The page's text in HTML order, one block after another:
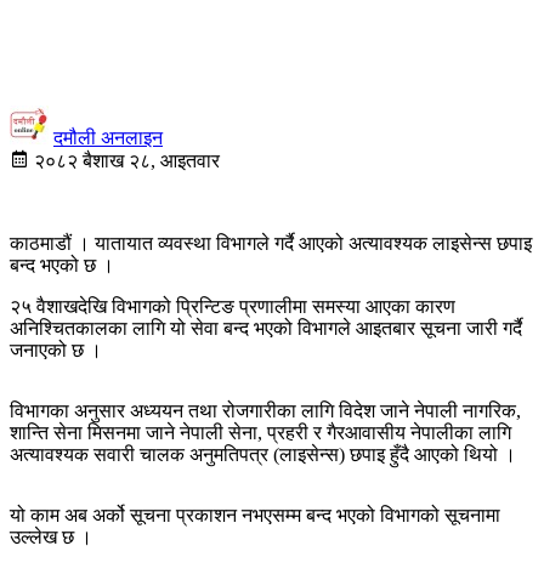
दमौली अनलाइन
२०८२ बैशाख २८, आइतवार
काठमाडौं । यातायात व्यवस्था विभागले गर्दै आएको अत्यावश्यक लाइसेन्स छपाइ
बन्द भएको छ ।
२५ वैशाखदेखि विभागको प्रिन्टिङ प्रणालीमा समस्या आएका कारण
अनिश्चितकालका लागि यो सेवा बन्द भएको विभागले आइतबार सूचना जारी गर्दै
जनाएको छ ।
विभागका अनुसार अध्ययन तथा रोजगारीका लागि विदेश जाने नेपाली नागरिक,
शान्ति सेना मिसनमा जाने नेपाली सेना, प्रहरी र गैरआवासीय नेपालीका लागि
अत्यावश्यक सवारी चालक अनुमतिपत्र (लाइसेन्स) छपाइ हुँदै आएको थियो ।
यो काम अब अर्को सूचना प्रकाशन नभएसम्म बन्द भएको विभागको सूचनामा
उल्लेख छ ।